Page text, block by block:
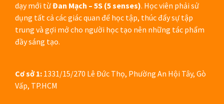
dạy mới từĐan Mạch – 5S (5 senses). Học viên phải sử
dụng tất cả các giác quan để học tập, thúc đẩy sự tập
trung và gợi mở cho người học tạo nên những tác phẩm
đầy sáng tạo.
Cơ sở 1: 1331/15/270 Lê Đức Thọ, Phường An Hội Tây, Gò
Vấp, TP.HCM